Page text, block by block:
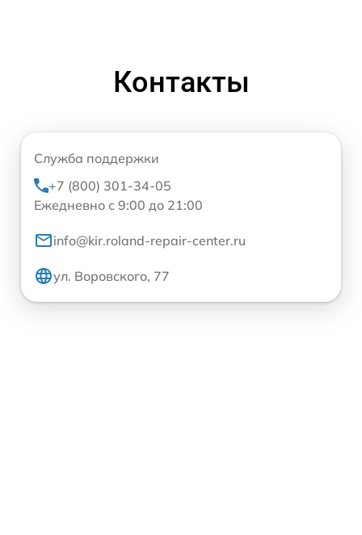
Контакты
Служба поддержки
+7 (800) 301-34-05
Ежедневно с 9:00 до 21:00
info@kir.roland-repair-center.ru
ул. Воровского, 77